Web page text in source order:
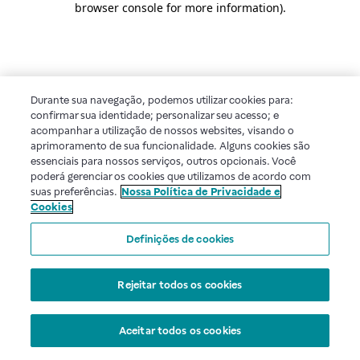
browser console for more information).
Durante sua navegação, podemos utilizar cookies para:
confirmar sua identidade; personalizar seu acesso; e
acompanhar a utilização de nossos websites, visando o
aprimoramento de sua funcionalidade. Alguns cookies são
essenciais para nossos serviços, outros opcionais. Você
poderá gerenciar os cookies que utilizamos de acordo com
suas preferências. Nossa Política de Privacidade e
Cookies
Definições de cookies
Rejeitar todos os cookies
Aceitar todos os cookies